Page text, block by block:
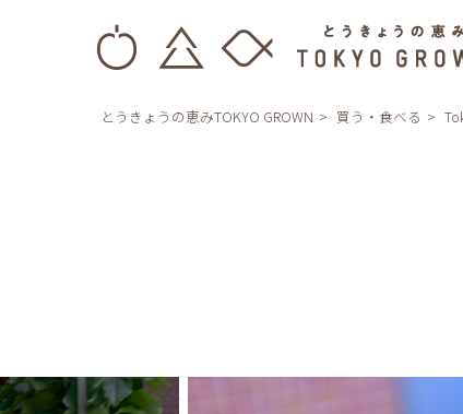
とうきょうの恵みTOKYO GROWN 買う・食べる